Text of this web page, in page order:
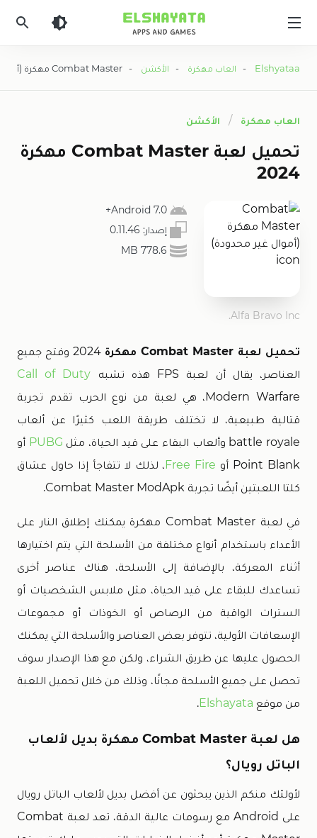
Elshyataa
- العاب مهكرة - الأكشن - Combat Master مهكرة (أموال غير محدودة)
العاب مهكرة الأكشن
تحميل لعبة Combat Master مهكرة
2024
7.0 Android+
إصدار: 0.11.46
778.6 MB
Alfa Bravo Inc.
تحميل لعبة Combat Master مهكرة
2024 وفتح جميع
العناصر، يقال أن لعبة FPS هذه تشبه
Call of Duty
Modern Warfare، هي لعبة من نوع الحرب تقدم تجربة
قتالية طبيعية، لا تختلف طريقة اللعب كثيرًا عن ألعاب
battle royale وألعاب البقاء على قيد الحياة، مثل
PUBG أو
Point Blank أو
Free Fire، لذلك لا تتفاجأ إذا حاول عشاق
كلتا اللعبتين أيضًا تجربة Combat Master ModApk.
في لعبة Combat Master مهكرة يمكنك إطلاق النار على
الأعداء باستخدام أنواع مختلفة من الأسلحة التي يتم اختيارها
أثناء المعركة، بالإضافة إلى الأسلحة، هناك عناصر أخرى
تساعدك للبقاء على قيد الحياة، مثل ملابس الشخصيات أو
السترات الواقية من الرصاص أو الخوذات أو مجموعات
الإسعافات الأولية، تتوفر بعض العناصر والأسلحة التي يمكنك
الحصول عليها عن طريق الشراء، ولكن مع هذا الإصدار سوف
تحصل على جميع الأسلحة مجانًا، وذلك من خلال تحميل اللعبة
من موقع Elshayata
.
هل لعبة Combat Master مهكرة بديل لألعاب
الباتل رويال؟
لأولئك منكم الذين يبحثون عن أفضل بديل لألعاب الباتل رويال
على Android مع رسومات عالية الدقة، تعد لعبة Combat